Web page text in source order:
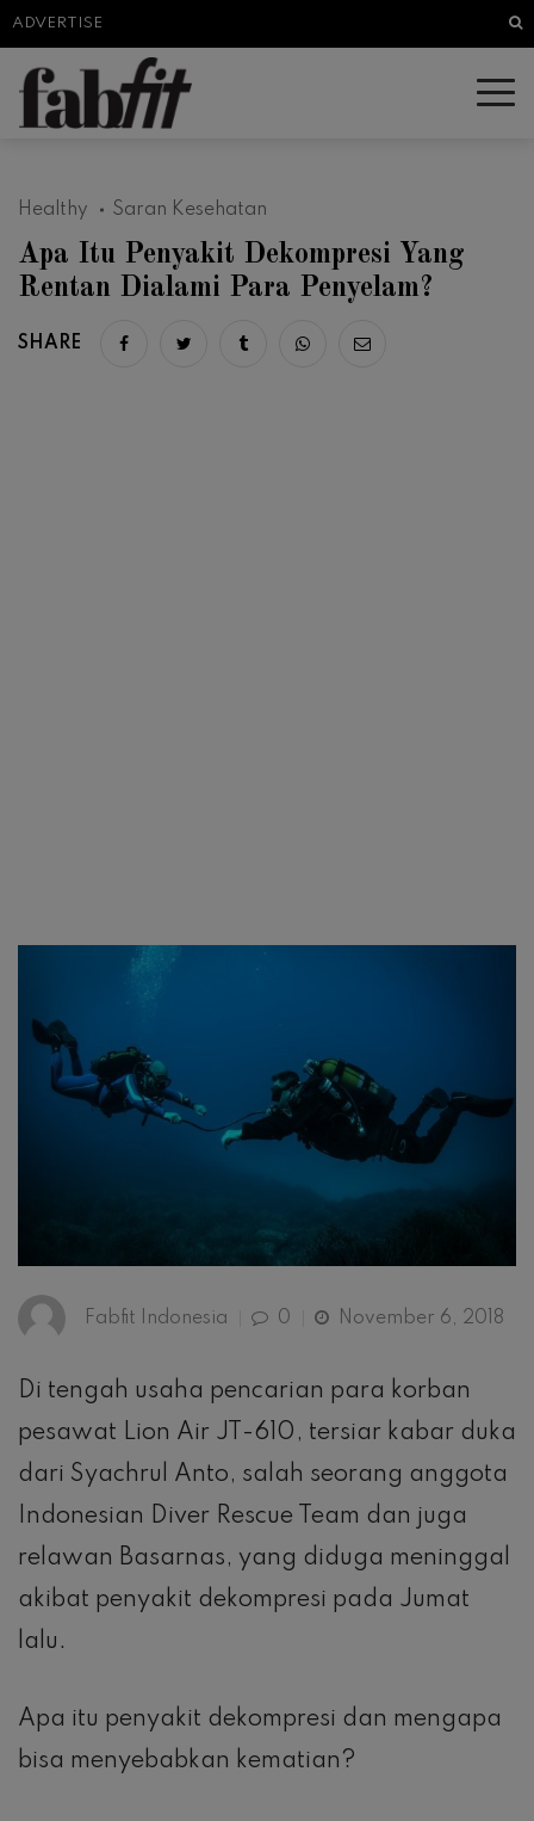
ADVERTISE
Healthy Saran Kesehatan
Apa Itu Penyakit Dekompresi Yang
Rentan Dialami Para Penyelam?
SHARE Share on facebook
Share on twitter
Share on tumblr
Share via whatsapp
Share via email
Fabfit Indonesia 0 November 6, 2018
Di tengah usaha pencarian para korban
pesawat Lion Air JT-610, tersiar kabar duka
dari Syachrul Anto, salah seorang anggota
Indonesian Diver Rescue Team dan juga
relawan Basarnas, yang diduga meninggal
akibat penyakit dekompresi pada Jumat
lalu.
Apa itu penyakit dekompresi dan mengapa
bisa menyebabkan kematian?